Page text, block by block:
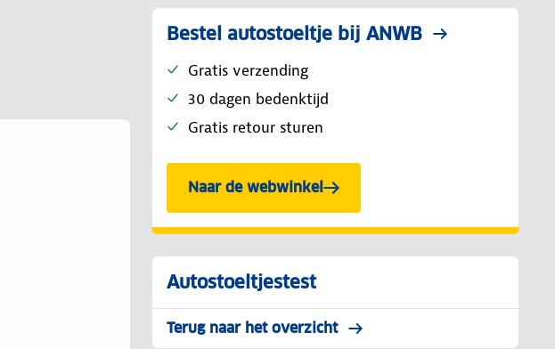
Bestel autostoeltje bij ANWB
Gratis verzending
30 dagen bedenktijd
Gratis retour sturen
Naar de webwinkel
Autostoeltjestest
Terug naar het overzicht